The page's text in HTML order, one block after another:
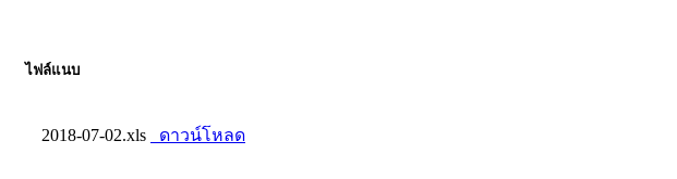
ไฟล์แนบ
2018-07-02.xls ดาวน์โหลด